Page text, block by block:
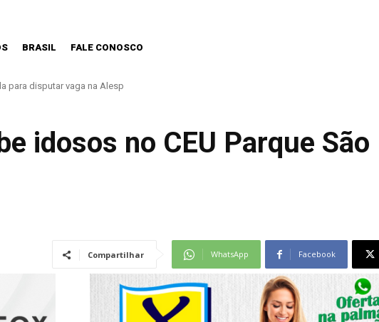
BRASIL FALE CONOSCO
disputar vaga na Alesp
idosos no CEU Parque São
Compartilhar WhatsApp Facebook